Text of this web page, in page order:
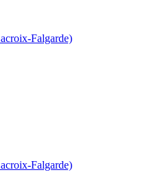
Falgarde)
Falgarde)